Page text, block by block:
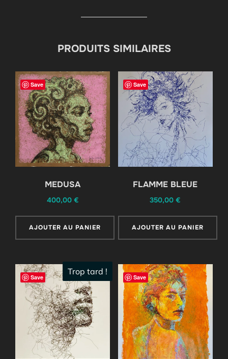
PRODUITS SIMILAIRES
Save
MEDUSA
400,00 €
AJOUTER AU PANIER
Save
FLAMME BLEUE
350,00€
AJOUTER AU PANIER
Save
Trop tard !
Save